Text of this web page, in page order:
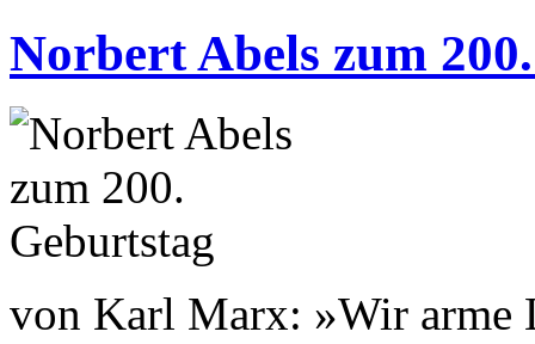
Norbert Abels zum
von Karl Marx: »Wir arme